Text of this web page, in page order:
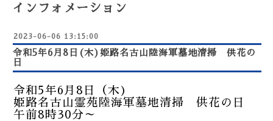
インフォメーション
2023-06-06 13:15:00
令和5年6月8日(木)姫路名古山陸海軍墓地清掃 供花の
日
令和5年6月8日（木)
姫路名古山霊苑陸海軍墓地清掃 供花の日
午前8時30分～